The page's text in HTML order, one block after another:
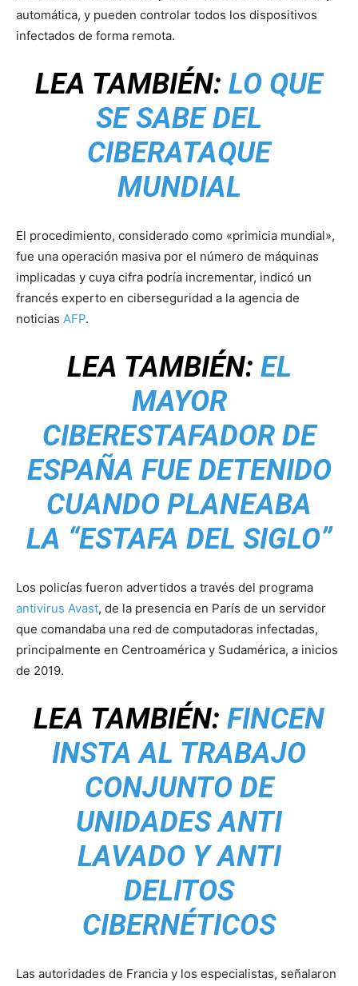
automática, y pueden controlar todos los dispositivos
infectados de forma remota.
LEA TAMBIÉN: LO QUE
SE SABE DEL
CIBERATAQUE
MUNDIAL
El procedimiento, considerado como «primicia mundial»,
fue una operación masiva por el número de máquinas
implicadas y cuya cifra podría incrementar, indicó un
francés experto en ciberseguridad a la agencia de
noticias AFP.
LEA TAMBIÉN: EL
MAYOR
CIBERESTAFADOR DE
ESPAÑA FUE DETENIDO
CUANDO PLANEABA
LA “ESTAFA DEL SIGLO”
Los policías fueron advertidos a través del programa
antivirus Avast, de la presencia en París de un servidor
que comandaba una red de computadoras infectadas,
principalmente en Centroamérica y Sudamérica, a inicios
de 2019.
LEA TAMBIÉN: FINCEN
INSTA AL TRABAJO
CONJUNTO DE
UNIDADES ANTI
LAVADO Y ANTI
DELITOS
CIBERNÉTICOS
Las autoridades de Francia y los especialistas, señalaron